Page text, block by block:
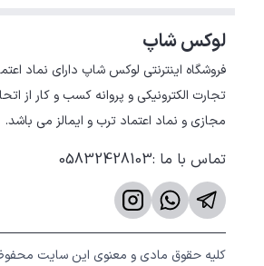
لوکس شاپ
مجازی و نماد اعتماد ترب و ایمالز می باشد.
تماس با ما :
05832428103
کلیه حقوق مادی و معنوی این سایت